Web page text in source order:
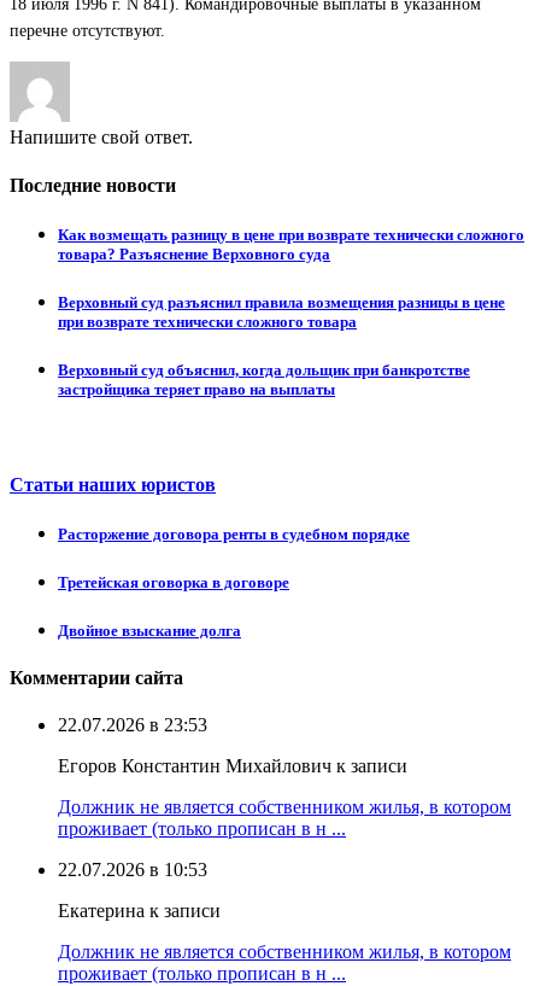
18 июля 1996 г. N 841). Командировочные выплаты в указанном
перечне отсутствуют.
Напишите свой ответ.
Последние новости
Как возмещать разницу в цене при возврате технически сложного
товара? Разъяснение Верховного суда
Верховный суд разъяснил правила возмещения разницы в цене
при возврате технически сложного товара
Верховный суд объяснил, когда дольщик при банкротстве
застройщика теряет право на выплаты
Статьи наших юристов
Расторжение договора ренты в судебном порядке
Третейская оговорка в договоре
Двойное взыскание долга
Комментарии сайта
22.07.2026 в 23:53
Егоров Константин Михайлович к записи
Должник не является собственником жилья, в котором
проживает (только прописан в н ...
22.07.2026 в 10:53
Екатерина к записи
Должник не является собственником жилья, в котором
проживает (только прописан в н ...